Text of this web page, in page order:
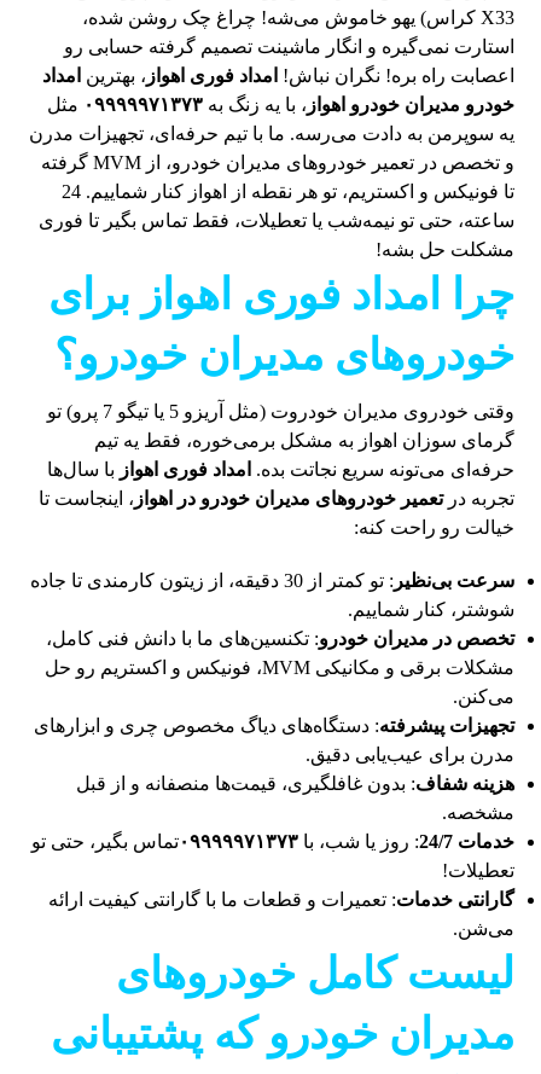
X33 کراس) یهو خاموش می‌شه! چراغ چک روشن شده،
استارت نمی‌گیره و انگار ماشینت تصمیم گرفته حسابی رو
اعصابت راه بره! نگران نباش! امداد فوری اهواز ، بهترین امداد
خودرو مدیران خودرو اهواز ، با یه زنگ به۰۹۹۹۹۹۷۱۳۷۳ مثل
یه سوپرمن به دادت می‌رسه. ما با تیم حرفه‌ای، تجهیزات مدرن
و تخصص در تعمیر خودروهای مدیران خودرو، از MVM گرفته
تا فونیکس و اکستریم، تو هر نقطه از اهواز کنار شماییم. 24
ساعته، حتی تو نیمه‌شب یا تعطیلات، فقط تماس بگیر تا فوری
مشکلت حل بشه!
چرا امداد فوری اهواز برای
خودروهای مدیران خودرو؟
وقتی خودروی مدیران خودروت (مثل آریزو 5 یا تیگو 7 پرو) تو
گرمای سوزان اهواز به مشکل برمی‌خوره، فقط یه تیم
حرفه‌ای می‌تونه سریع نجاتت بده. امداد فوری اهواز با سال‌ها
تجربه درتعمیر خودروهای مدیران خودرو در اهواز ، اینجاست تا
خیالت رو راحت کنه:
سرعت بی‌نظیر
: تو کمتر از 30 دقیقه، از زیتون کارمندی تا جاده
شوشتر، کنار شماییم.
تخصص در مدیران خودرو: تکنسین‌های ما با دانش فنی کامل،
مشکلات برقی و مکانیکی MVM، فونیکس و اکستریم رو حل
می‌کنن.
تجهیزات پیشرفته: دستگاه‌های دیاگ مخصوص چری و ابزارهای
مدرن برای عیب‌یابی دقیق.
هزینه شفاف: بدون غافلگیری، قیمت‌ها منصفانه و از قبل
مشخصه.
خدمات 24/7
: روز یا شب، با۰۹۹۹۹۹۷۱۳۷۳تماس بگیر، حتی تو
تعطیلات!
گارانتی خدمات: تعمیرات و قطعات ما با گارانتی کیفیت ارائه
می‌شن.
لیست کامل خودروهای
مدیران خودرو که پشتیبانی